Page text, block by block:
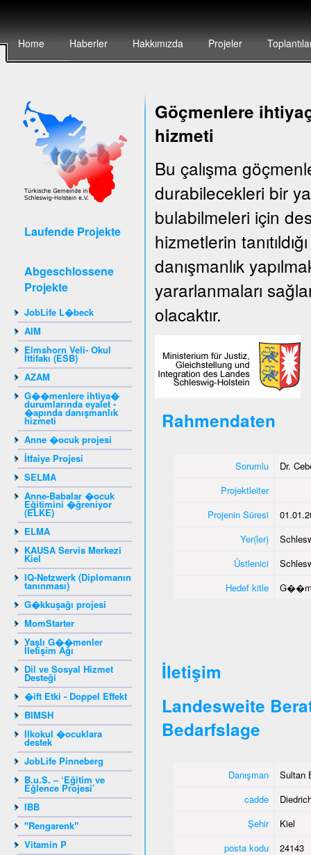
Home Haberler Hakkımızda Projeler
Laufende Projekte
Abgeschlossene
Projekte
JobLife L�beck
AIM
Elmshorn Veli- Okul
İttifakı (ESB)
AZAM
G��menlere ihtiya�
durumlarında eyalet -
�apında danışmanlık
hizmeti
Anne �ocuk projesi
İtfaiye Projesi
SELMA
Anne-Babalar �ocuk
Eğitimini �ğreniyor
(ELKE)
ELMA
KAUSA Servis Merkezi
Kiel
IQ-Netzwerk (Diplomanın
tanınması)
G�kkuşağı projesi
MomStarter
Yaşlı G��menler
İletişim Ağı
Dil ve Sosyal Hizmet
Desteği
�ift Etki - Doppel Effekt
BIMSH
Ilkokul �ocuklara
destek
JobLife Pinneberg
B.u.S. – ‘Eğitim ve
Eğlence Projesi’
IBB
"Rengarenk"
Vitamin P
Göçmenlere
hizmeti
Bu çalışma
durabilecekleri bir
bulabilmeleri için
hizmetlerin
danışmanlık
yararlanmaları
olacaktır.
Rahmendaten
Sorumlu
Dr.
Projektleiter
Projenin Süresi
Yer(ler)
Üstlenici
Hedef kitle
İletişim
Landesweite
Bedarfslage
Danışman
Sultan
cadde
Şehir
Kiel
posta kodu
24143